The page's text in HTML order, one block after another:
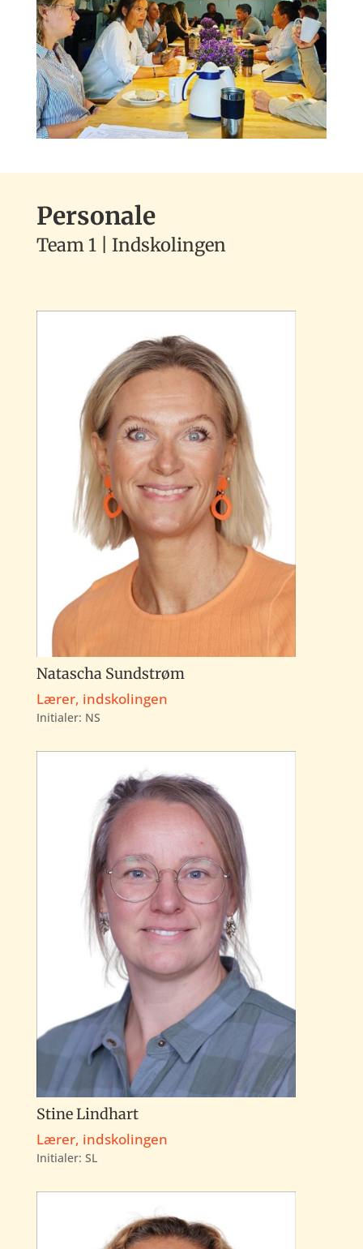
(Snøvsen og Basen) samt ledelsen/administrationen.
Personale
Team 1 | Indskolingen
Natascha Sundstrøm
Lærer, indskolingen
Initialer: NS
Stine Lindhart
Lærer, indskolingen
Initialer: SL